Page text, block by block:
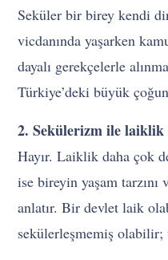
Seküler bir birey kendi
vicdanında yaşarken
dayalı gerekçelerle
Türkiye’deki büyük
2. Sekülerizm ile laiklik
Hayır. Laiklik daha çok
ise bireyin yaşam
anlatır. Bir devlet laik
sekülerleşmemiş